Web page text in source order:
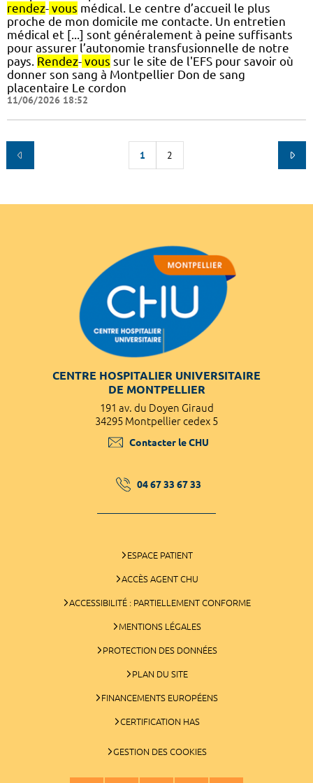
rendez- vous médical. Le centre d’accueil le plus
proche de mon domicile me contacte. Un entretien
médical et [...] sont généralement à peine suffisants
pour assurer l’autonomie transfusionnelle de notre
pays. Rendez- vous sur le site de l'EFS pour savoir où
donner son sang à Montpellier Don de sang
placentaire Le cordon
11/06/2026 18:52
1 2
CENTRE HOSPITALIER UNIVERSITAIRE
DE MONTPELLIER
191 av. du Doyen Giraud
34295 Montpellier cedex 5
Contacter le CHU
04 67 33 67 33
ESPACE PATIENT
ACCÈS AGENT CHU
ACCESSIBILITÉ : PARTIELLEMENT CONFORME
MENTIONS LÉGALES
PROTECTION DES DONNÉES
PLAN DU SITE
FINANCEMENTS EUROPÉENS
CERTIFICATION HAS
GESTION DES COOKIES